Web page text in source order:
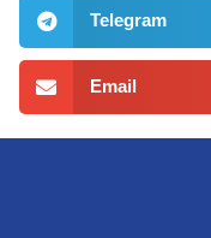
Telegram
Email